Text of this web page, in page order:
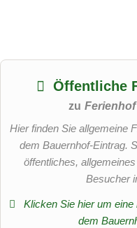
Öffentliche
zu
Hier finden Sie allgemeine
dem Bauernhof-Eintrag.
öffentliches,
Besucher
Klicken Sie hier um eine
dem